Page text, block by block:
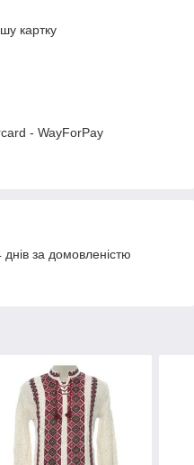
картку
- WayForPay
за домовленістю